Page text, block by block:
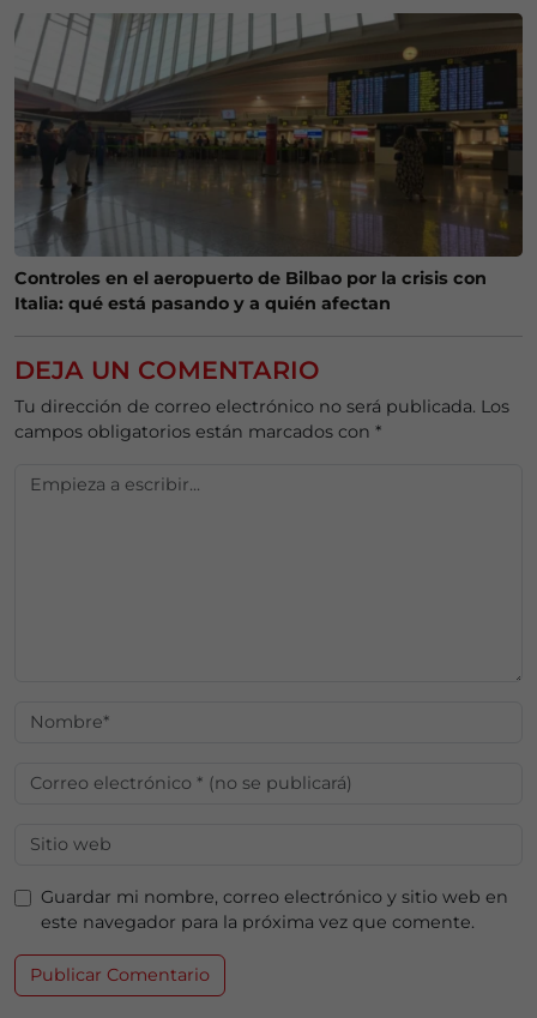
Controles en el aeropuerto de Bilbao por la crisis con
Italia: qué está pasando y a quién afectan
DEJA UN COMENTARIO
Tu dirección de correo electrónico no será publicada. Los
campos obligatorios están marcados con *
Guardar mi nombre, correo electrónico y sitio web en
este navegador para la próxima vez que comente.